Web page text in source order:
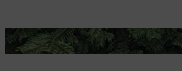
Ein Igelhaus bietet den Tieren einen